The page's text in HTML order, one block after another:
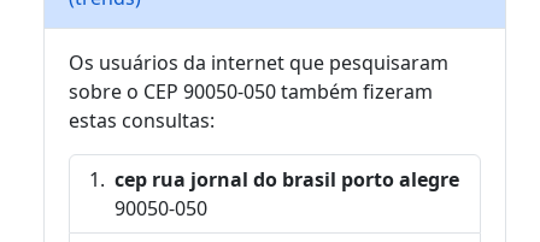
Os usuários da internet que pesquisaram
sobre o CEP 90050-050 também fizeram
estas consultas:
cep rua jornal do brasil porto alegre
90050-050